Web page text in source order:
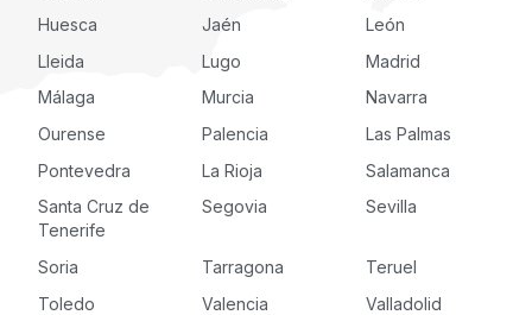
Huesca
Jaén
León
Lleida
Lugo
Madrid
Málaga
Murcia
Navarra
Ourense
Palencia
Las Palmas
Pontevedra
La Rioja
Salamanca
Santa Cruz de
Tenerife
Segovia Sevilla
Soria Tarragona
Teruel
Toledo
Valencia
Valladolid